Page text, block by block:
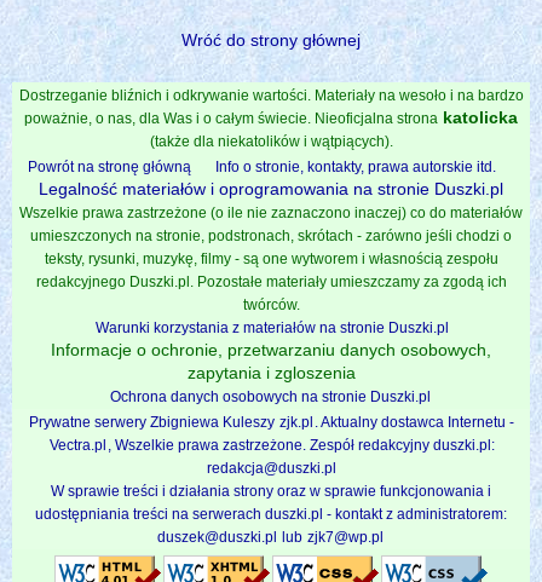
Wróć do strony głównej
Dostrzeganie bliźnich i odkrywanie wartości. Materiały na wesoło i na bardzo
poważnie, o nas, dla Was i o całym świecie. Nieoficjalna strona katolicka
(także dla niekatolików i wątpiących).
Powrót na stronę główną
Info o stronie, kontakty, prawa autorskie itd.
Legalność materiałów i oprogramowania na stronie Duszki.pl
Wszelkie prawa zastrzeżone (o ile nie zaznaczono inaczej) co do materiałów
umieszczonych na stronie, podstronach, skrótach - zarówno jeśli chodzi o
teksty, rysunki, muzykę, filmy - są one wytworem i własnością zespołu
redakcyjnego Duszki.pl. Pozostałe materiały umieszczamy za zgodą ich
twórców.
Warunki korzystania z materiałów na stronie Duszki.pl
Informacje o ochronie, przetwarzaniu danych osobowych,
zapytania i zgloszenia
Ochrona danych osobowych na stronie Duszki.pl
Prywatne serwery Zbigniewa Kuleszy zjk.pl . Aktualny dostawca Internetu -
Vectra.pl , Wszelkie prawa zastrzeżone. Zespół redakcyjny duszki.pl:
redakcja@duszki.pl
W sprawie treści i działania strony oraz w sprawie funkcjonowania i
udostępniania treści na serwerach duszki.pl - kontakt z administratorem:
duszek@duszki.pl lub zjk7@wp.pl